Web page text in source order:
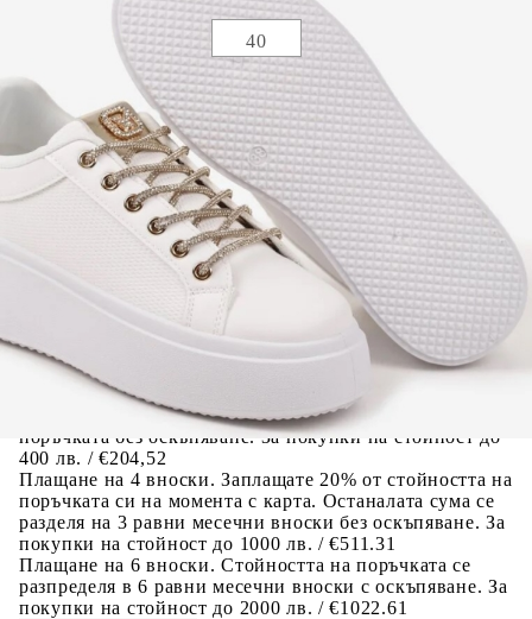
40
ЦВЯТ ОСНОВЕН:
БЯЛ
МАТЕРИАЛ ОСНОВЕН:
ЕКО КОЖА
МАТЕРИАЛ ВЪТРЕШНА ЧАСТ:
ТЕКСТИЛ
МАТЕРИАЛ СТЕЛКА:
ТЕКСТИЛ
ВИСОЧИНА ПЛАТФОРМА:
5 см.
Когато плащате с NewPay, всъщност NewPay плаща
поръчката Ви вместо Вас. Вие я получавате и
разполагате с три начина да я платите към тях:
Отложено до 30 дни от момента на изпращане на
поръчката без оскъпяване. За покупки на стойност до
400 лв. / €204,52
Плащане на 4 вноски. Заплащате 20% от стойността на
поръчката си на момента с карта. Останалата сума се
разделя на 3 равни месечни вноски без оскъпяване. За
покупки на стойност до 1000 лв. / €511.31
Плащане на 6 вноски. Стойността на поръчката се
разпределя в 6 равни месечни вноски с оскъпяване. За
покупки на стойност до 2000 лв. / €1022.61